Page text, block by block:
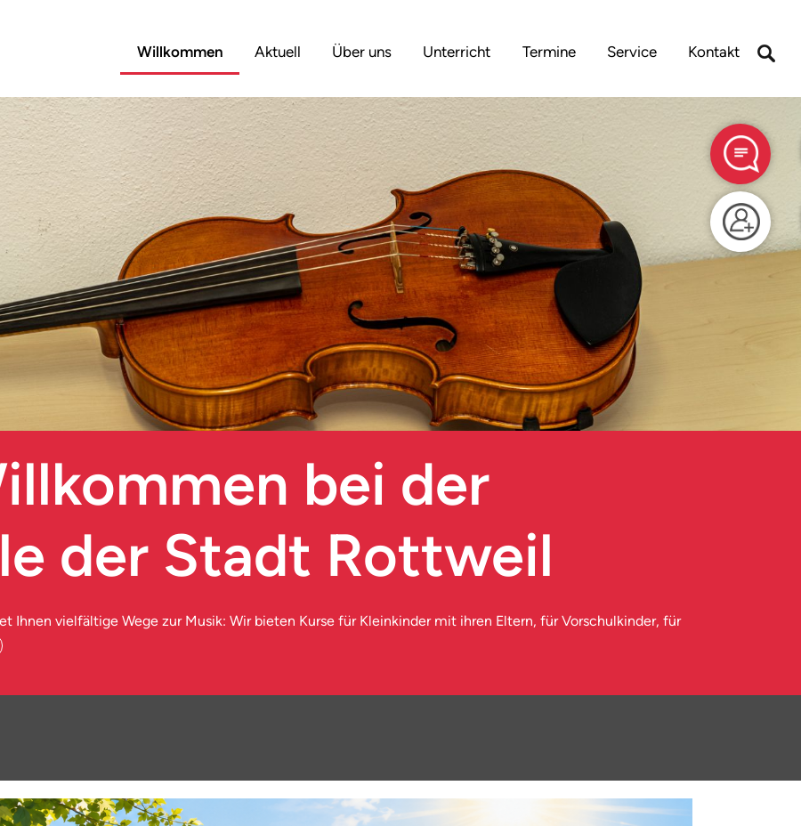
Willkommen Aktuell Über uns Unterricht Termine Service Kontakt
bei der
der Stadt Rottweil
Ihnen vielfältige Wege zur Musik: Wir bieten Kurse für Kleinkinder mit ihren Eltern, für Vorschulkinder, für